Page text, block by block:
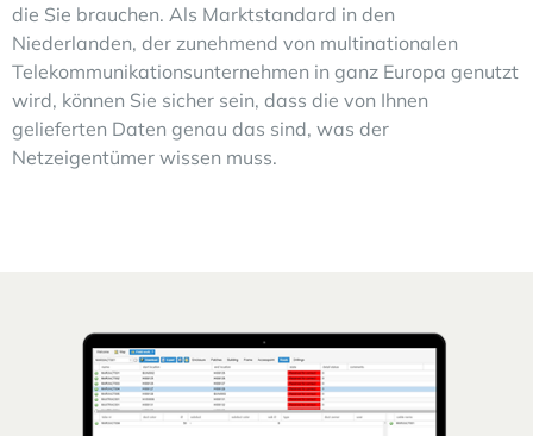
die Sie brauchen. Als Marktstandard in den
Niederlanden, der zunehmend von multinationalen
Telekommunikationsunternehmen in ganz Europa genutzt
wird, können Sie sicher sein, dass die von Ihnen
gelieferten Daten genau das sind, was der
Netzeigentümer wissen muss.